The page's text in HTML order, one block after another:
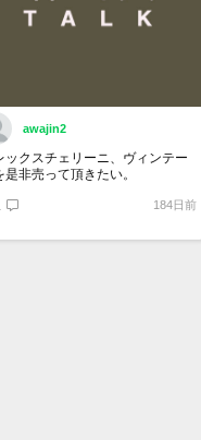
awajin2
ックスチェリーニ、ヴィンテー
是非売って頂きたい。
184日前